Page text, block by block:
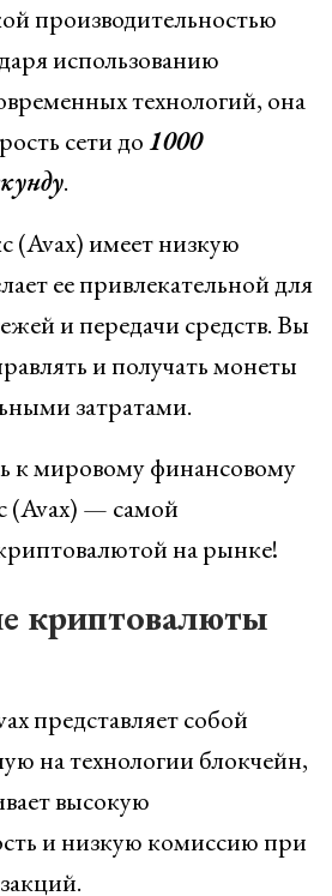
производительностью
использованию
технологий, она
сети до1000
.
(Avax) имеет низкую
ее привлекательной для
и передачи средств. Вы
и получать монеты
затратами.
к мировому финансовому
(Avax) — самой
на рынке!
криптовалюты
представляет собой
на технологии блокчейн,
высокую
и низкую комиссию при